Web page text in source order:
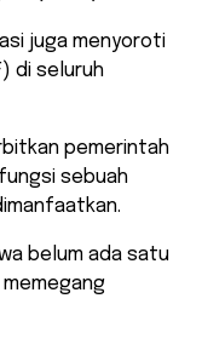
juga menyoroti
di seluruh
pemerintah
sebuah
belum ada satu
memegang